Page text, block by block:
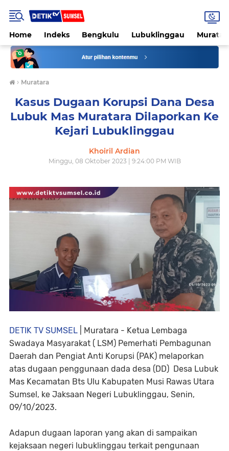
Home Indeks Bengkulu Lubuklinggau
› Muratara
Kasus Dugaan Korupsi Dana Desa
Lubuk Mas Muratara Dilaporkan Ke
Kejari Lubuklinggau
Khoiril Ardian
Minggu, 08 Oktober 2023 | 9:24:00 PM WIB
DETIK TV SUMSEL | Muratara - Ketua Lembaga
Swadaya Masyarakat ( LSM) Pemerhati Pembagunan
Daerah dan Pengiat Anti Korupsi (PAK) melaporkan
atas dugaan penggunaan dada desa (DD) Desa Lubuk
Mas Kecamatan Bts Ulu Kabupaten Musi Rawas Utara
Sumsel, ke Jaksaan Negeri Lubuklinggau, Senin,
09/10/2023.
Adapun dugaan laporan yang akan di sampaikan
kejaksaan negeri lubuklinggau terkait pengunaan